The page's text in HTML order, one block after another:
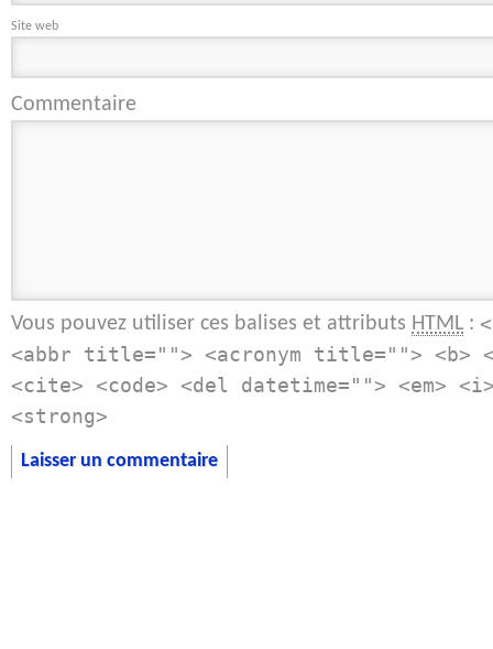
Site web
Commentaire
Vous pouvez utiliser ces balises et attributs HTML :
<abbr title=""> <acronym title=""> <b>
<cite> <code> <del datetime=""> <em>
<strong>